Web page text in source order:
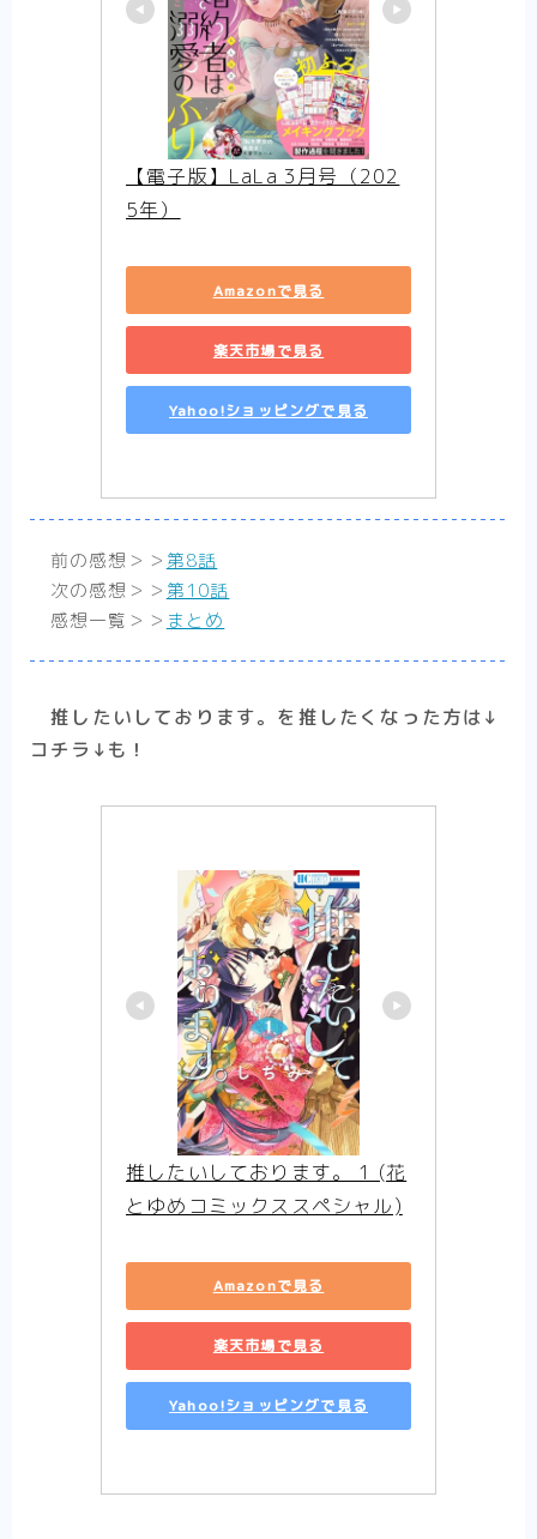
【電子版】LaLa 3月号（202
5年）
Amazonで見る
楽天市場で見る
Yahoo!ショッピングで見る
前の感想＞＞ 第8話
次の感想＞＞ 第10話
感想一覧＞＞ まとめ
推したいしております。を推したくなった方は↓
コチラ↓も！
推したいしております。 1 (花
とゆめコミックススペシャル)
Amazonで見る
楽天市場で見る
Yahoo!ショッピングで見る